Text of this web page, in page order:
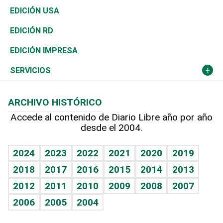
Reportajes
África
Ocenanía
Caribe
Resto del mundo
Vivienda
Telecom.
Global y variable
Economía personal
Buena Vida
Sociales
Novedades
Podcast Arte Libre
Hablando con el pediatra
Vida y familia
Eñe
Celebrando la vida
Sin complejos
Ciclismo
Tenis
Olimpismo
Más deportes
Línea de hit
TBT Deportivo
En Directo
El Espía
Noticiero Poteleche
Columnistas
Más firmas
Tecnología
Historia
Martes de tecnología
Cambio climático
Economía
Revista
Deportes
Opinión
Hecho en casa
Guía del dinero
EDICIÓN USA
EDICIÓN RD
EDICIÓN IMPRESA
SERVICIOS
Cumpleaños
Horóscopos
Crucigramas
ARCHIVO HISTÓRICO
Accede al contenido de Diario Libre año por año
desde el 2004.
2024 2023 2022 2021 2020
2019
2018
2017 2016 2015 2014
2013
2012
2011 2010 2009 2008
2007
2006
2005 2004